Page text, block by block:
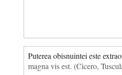
Puterea obisnuintei este
magna vis est. (Cicero,